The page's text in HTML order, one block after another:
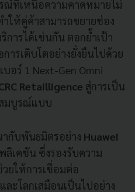
ที่เหนือความคาดหมายไม่
ให้คู่ค้าสามารถขยายช่อง
ารได้เช่นกัน ตอกย้ำเป้า
ารเติบโตอย่างยั่งยืนไปด้วย
อร์ 1 Next-Gen Omni
Retailligence สู่การเป็น
สมบูรณ์แบบ
กับพันธมิตรอย่าง Huawei
เคชัน ซึ่งรองรับความ
ยให้การเชื่อมต่อ
ะโลกเสมือนเป็นไปอย่าง